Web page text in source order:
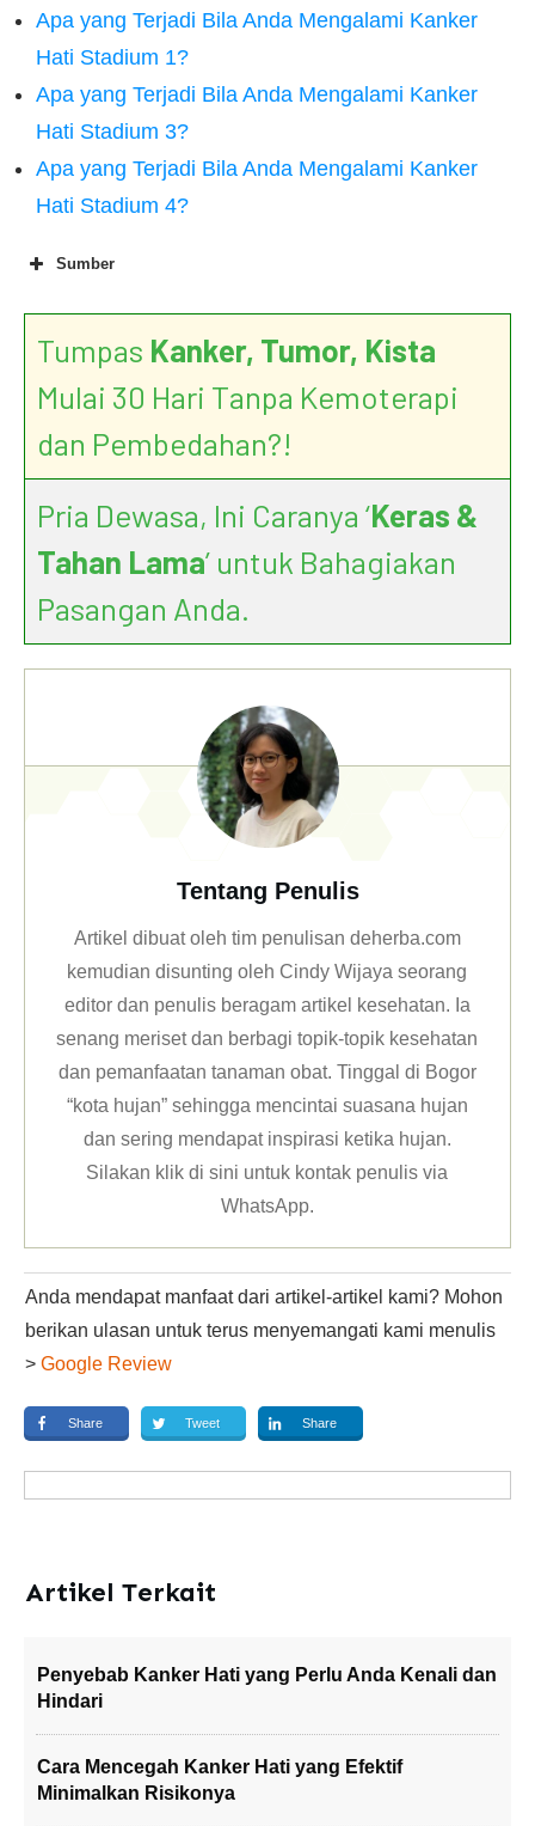
Apa yang Terjadi Bila Anda Mengalami Kanker
Hati Stadium 1?
Apa yang Terjadi Bila Anda Mengalami Kanker
Hati Stadium 3?
Apa yang Terjadi Bila Anda Mengalami Kanker
Hati Stadium 4?
Sumber
Tumpas Kanker, Tumor, Kista
Mulai 30 Hari Tanpa Kemoterapi
dan Pembedahan?!
Pria Dewasa, Ini Caranya ‘Keras &
Tahan Lama’ untuk Bahagiakan
Pasangan Anda.
Tentang Penulis
Artikel dibuat oleh tim penulisan deherba.com
kemudian disunting oleh Cindy Wijaya seorang
editor dan penulis beragam artikel kesehatan. Ia
senang meriset dan berbagi topik-topik kesehatan
dan pemanfaatan tanaman obat. Tinggal di Bogor
“kota hujan” sehingga mencintai suasana hujan
dan sering mendapat inspirasi ketika hujan.
Silakan klikdi sini untuk kontak penulis via
WhatsApp.
Anda mendapat manfaat dari artikel-artikel kami? Mohon
berikan ulasan untuk terus menyemangati kami menulis
> Google Review
Share Tweet Share
Artikel Terkait
Penyebab Kanker Hati yang Perlu Anda Kenali dan
Hindari
Cara Mencegah Kanker Hati yang Efektif
Minimalkan Risikonya